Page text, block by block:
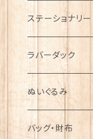
ステーショナリー
ラバーダック
ぬいぐるみ
バッグ・財布